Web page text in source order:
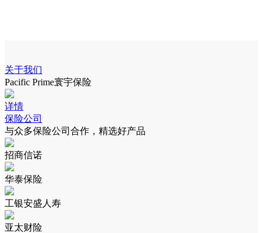
关于我们
Pacific Prime寰宇保险
详情
保险公司
与众多保险公司合作，精选好产品
招商信诺
华泰保险
工银安盛人寿
亚太财险